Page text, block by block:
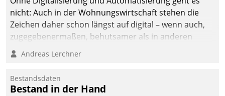
man auf
Cloudtechnologie,
bewährte und Startup-
agile Projektmethoden.
nicht: Auch in der Wohnungswirtschaft stehen die
Zeichen daher schon längst auf digital – wenn auch,
zugegebenermaßen, behutsamer als in anderen
Branchen.
Andreas Lerchner
Bestandsdaten
Bestand in der Hand